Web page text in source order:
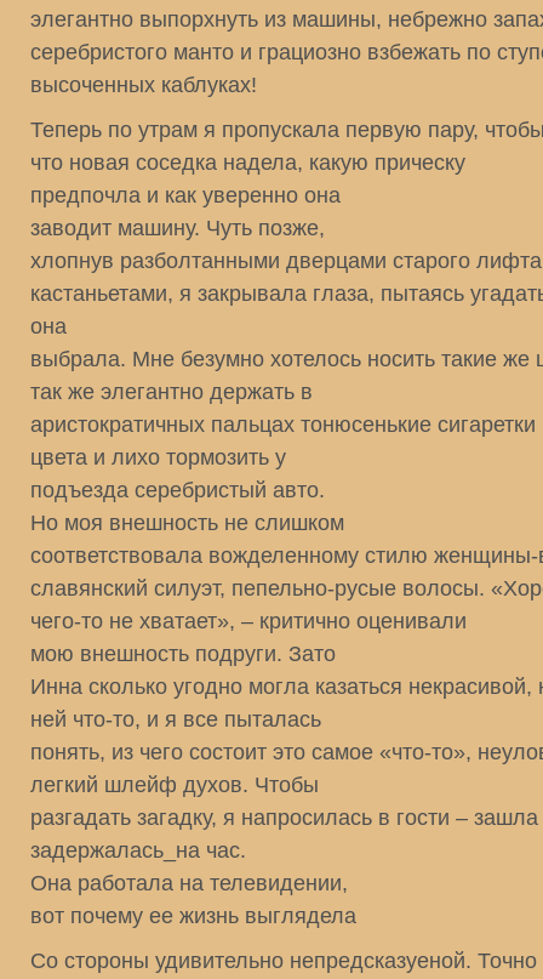
элегантно выпорхнуть из машины, небрежно
серебристого манто и грациозно взбежать по
высоченных каблуках!
Теперь по утрам я пропускала первую пару,
что новая соседка надела, какую прическу
предпочла и как уверенно она
заводит машину. Чуть позже,
хлопнув разболтанными дверцами старого
кастаньетами, я закрывала глаза, пытаясь
она
выбрала. Мне безумно хотелось носить такие же
так же элегантно держать в
аристократичных пальцах тонюсенькие
цвета и лихо тормозить у
подъезда серебристый авто.
Но моя внешность не слишком
соответствовала вожделенному стилю
славянский силуэт, пепельно-русые волосы.
чего-то не хватает», – критично оценивали
мою внешность подруги. Зато
Инна сколько угодно могла казаться
ней что-то, и я все пыталась
понять, из чего состоит это самое «что-то»,
легкий шлейф духов. Чтобы
разгадать загадку, я напросилась в гости –
задержалась_на час.
Она работала на телевидении,
вот почему ее жизнь выглядела
Со стороны удивительно непредсказуеной.